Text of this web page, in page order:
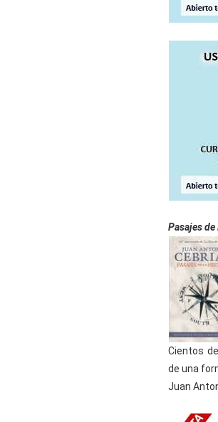
Pasajes
Cientos
de una
Juan